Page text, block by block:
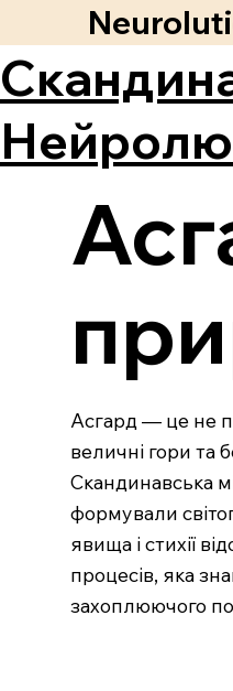
Асгард — це не
величні гори та
Скандинавська
формували
явища і стихії
процесів, яка
захоплюючого